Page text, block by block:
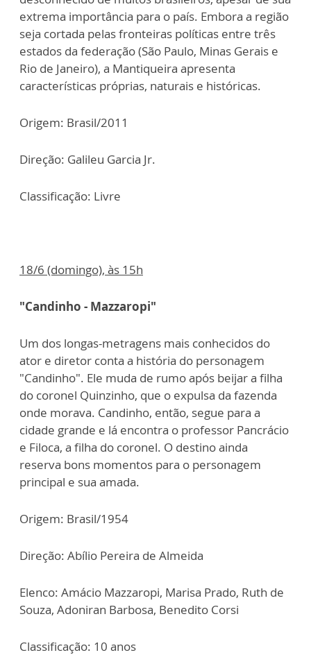
extrema importância para o país. Embora a região
seja cortada pelas fronteiras políticas entre três
estados da federação (São Paulo, Minas Gerais e
Rio de Janeiro), a Mantiqueira apresenta
características próprias, naturais e históricas.
Origem: Brasil/2011
Direção: Galileu Garcia Jr.
Classificação: Livre
18/6 (domingo), às 15h
"Candinho - Mazzaropi"
Um dos longas-metragens mais conhecidos do
ator e diretor conta a história do personagem
"Candinho". Ele muda de rumo após beijar a filha
do coronel Quinzinho, que o expulsa da fazenda
onde morava. Candinho, então, segue para a
cidade grande e lá encontra o professor Pancrácio
e Filoca, a filha do coronel. O destino ainda
reserva bons momentos para o personagem
principal e sua amada.
Origem: Brasil/1954
Direção: Abílio Pereira de Almeida
Elenco: Amácio Mazzaropi, Marisa Prado, Ruth de
Souza, Adoniran Barbosa, Benedito Corsi
Classificação: 10 anos